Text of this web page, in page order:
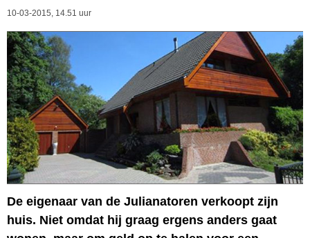
10-03-2015, 14.51 uur
De eigenaar van de Julianatoren verkoopt zijn
huis. Niet omdat hij graag ergens anders gaat